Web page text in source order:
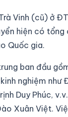
Vinh (cũ) ở
hiện có
Quốc gia.
ban đầu
nghiệm như
Duy Phúc,
Xuân Việt.